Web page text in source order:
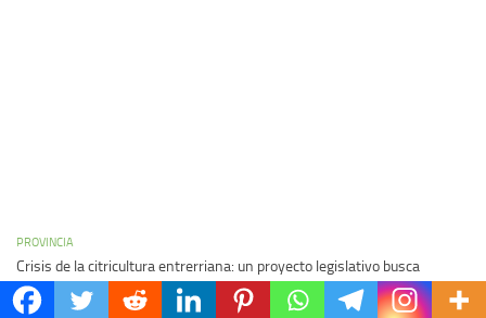
PROVINCIA
Crisis de la citricultura entrerriana: un proyecto legislativo busca
sostener al sector
05/08/2026